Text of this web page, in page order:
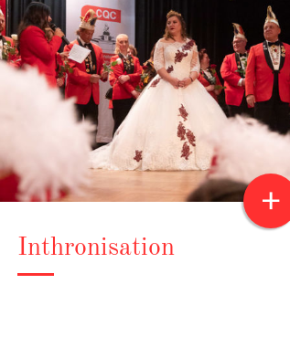
Inthronisation
+